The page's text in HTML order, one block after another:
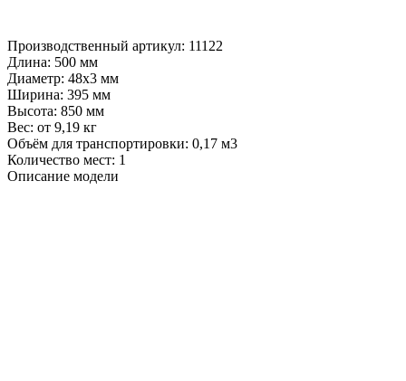
Производственный артикул: 11122
Длина: 500 мм
Диаметр: 48x3 мм
Ширина: 395 мм
Высота: 850 мм
Вес: от 9,19 кг
Объём для транспортировки: 0,17 м3
Количество мест: 1
Описание модели